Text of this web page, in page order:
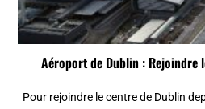
Aéroport de Dublin : Rejoindre
Pour rejoindre le centre de Dublin